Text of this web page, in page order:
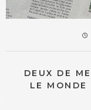
DEUX DE
LE MONDE